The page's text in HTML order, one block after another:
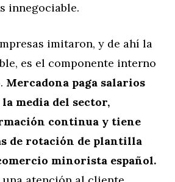
innegociable.
imitaron, y de ahí la
es el componente interno
Mercadona paga salarios
media del sector,
continua y tiene
de rotación de plantilla
minorista español.